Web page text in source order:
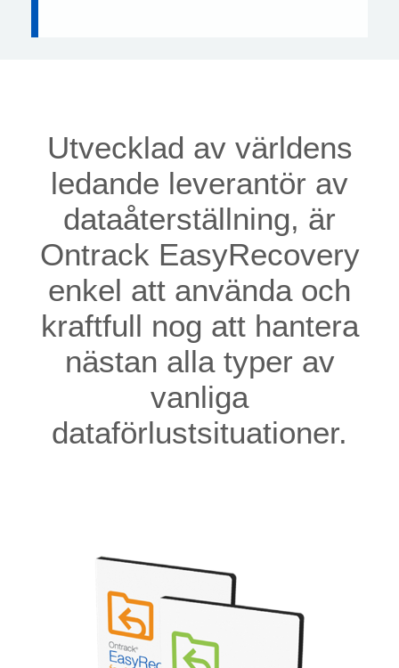
Utvecklad av världens
ledande leverantör av
dataåterställning, är
Ontrack EasyRecovery
enkel att använda och
kraftfull nog att hantera
nästan alla typer av
vanliga
dataförlustsituationer.